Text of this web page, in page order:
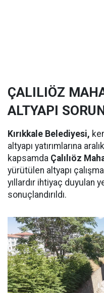
ÇALILIÖZ
ALTYAPI
Kırıkkale Belediyesi,
altyapı yatırımlarına
kapsamda Çalılıöz
yürütülen altyapı
yıllardır ihtiyaç duyulan
sonuçlandırıldı.